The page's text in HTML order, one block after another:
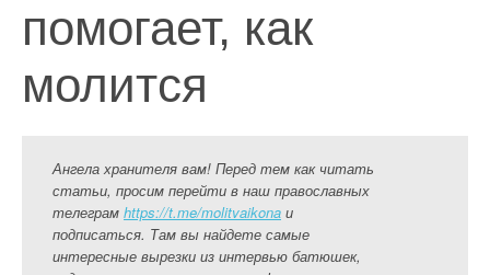
помогает, как
молится
Ангела хранителя вам! Перед тем как читать
статьи, просим перейти в наш православных
телеграм https://t.me/molitvaikona и
подписаться. Там вы найдете самые
интересные вырезки из интервью батюшек,